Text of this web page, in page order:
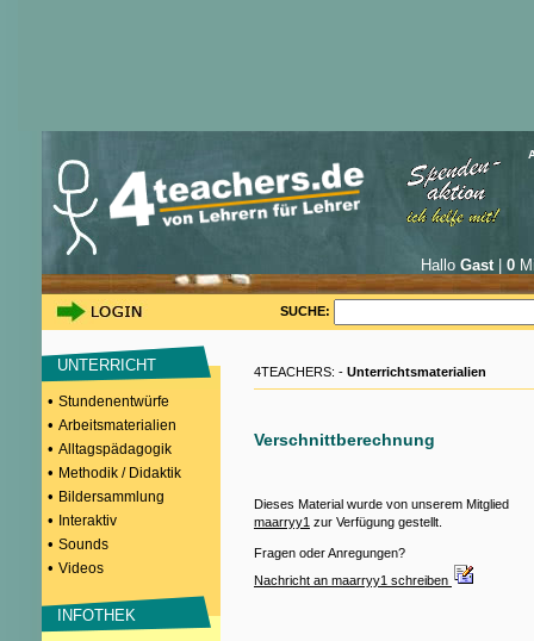
Hallo Gast| 0
SUCHE:
UNTERRICHT
• Stundenentwürfe
• Arbeitsmaterialien
• Alltagspädagogik
• Methodik / Didaktik
• Bildersammlung
• Interaktiv
• Sounds
• Videos
INFOTHEK
4TEACHERS: - Unterrichtsmaterialien
Verschnittberechnung
Dieses Material wurde von unserem Mitglied
maarryy1 zur Verfügung gestellt.
Fragen oder Anregungen?
Nachricht an maarryy1 schreiben